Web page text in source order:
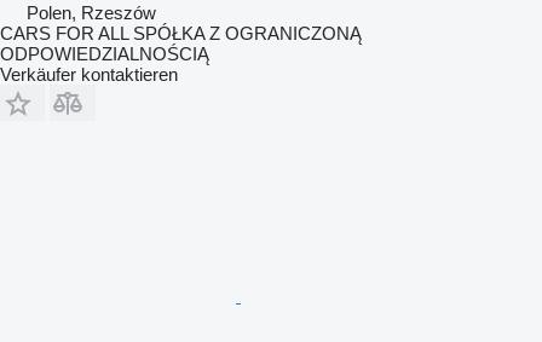
Polen, Rzeszów
CARS FOR ALL SPÓŁKA Z OGRANICZONĄ
ODPOWIEDZIALNOŚCIĄ
Verkäufer kontaktieren